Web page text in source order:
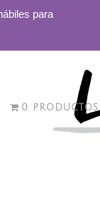
para
0 PRODUCTOS